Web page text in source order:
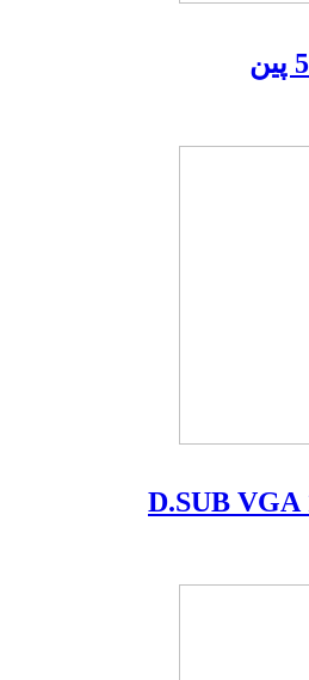
D.SUB